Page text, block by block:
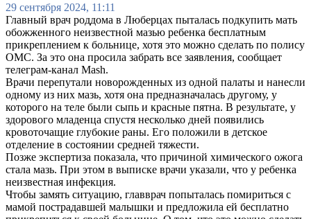
29 сентября 2024, 11:11
Главный врач роддома в Люберцах пыталась подкупить мать
обожженного неизвестной мазью ребенка бесплатным
прикреплением к больнице, хотя это можно сделать по полису
ОМС. За это она просила забрать все заявления, сообщает
телеграм-канал Mash.
Врачи перепутали новорожденных из одной палаты и нанесли
одному из них мазь, хотя она предназначалась другому, у
которого на теле были сыпь и красные пятна. В результате, у
здорового младенца спустя несколько дней появились
кровоточащие глубокие раны. Его положили в детское
отделение в состоянии средней тяжести.
Позже экспертиза показала, что причиной химического ожога
стала мазь. При этом в выписке врачи указали, что у ребенка
неизвестная инфекция.
Чтобы замять ситуацию, главврач попыталась помириться с
мамой пострадавшей малышки и предложила ей бесплатно